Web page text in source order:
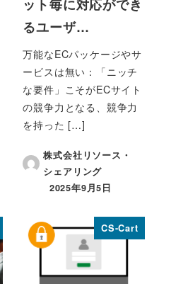
ット毎に対応ができ
るユーザ…
万能なECパッケージやサ
ービスは無い：「ニッチ
な要件」こそがECサイト
の競争力となる、競争力
を持った […]
株式会社リソース・
シェアリング
投稿日
2025年9月5日
CS-Cart